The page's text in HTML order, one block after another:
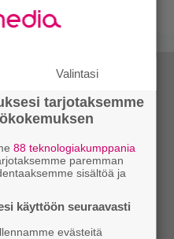
Valintasi
tarjotaksemme
88 teknologiakumppania
paremman
sisältöä ja
käyttöön seuraavasti
evästeitä